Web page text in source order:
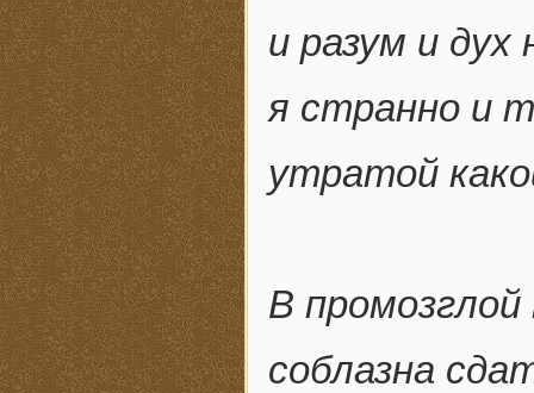
и разум и
я странно и
утратой
В
соблазна